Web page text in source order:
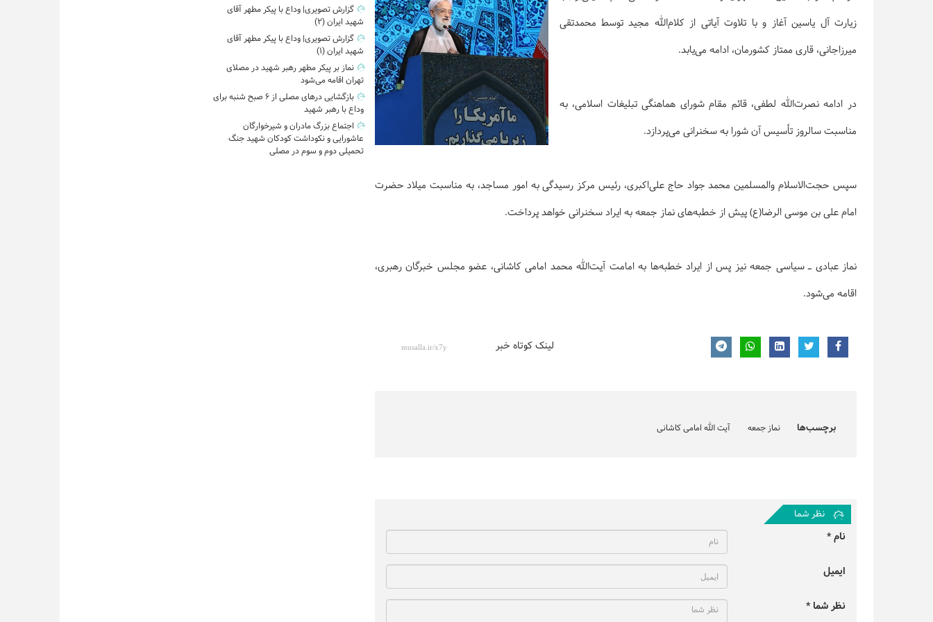
زیارت آل یاسین آغاز و با تلاوت آیاتی از کلام‌الله مجید توسط محمدتقی
میرزاجانی، قاری ممتاز کشورمان، ادامه می‌یابد.
در ادامه نصرت‌الله لطفی، قائم مقام شورای هماهنگی تبلیغات اسلامی، به
مناسبت سالروز تأسیس آن شورا به سخنرانی می‌پردازد.
سپس حجت‌الاسلام والمسلمین محمد جواد حاج علی‌اکبری، رئیس مرکز رسیدگی به امور مساجد، به مناسبت میلاد حضرت
امام علی بن موسی الرضا(ع) پیش از خطبه‌های نماز جمعه به ایراد سخنرانی خواهد پرداخت.
نماز عبادی ـ سیاسی جمعه نیز پس از ایراد خطبه‌ها به امامت آیت‌الله محمد امامی کاشانی، عضو مجلس خبرگان رهبری،
اقامه می‌شود.
لینک کوتاه خبر
برچسب‌ها نماز جمعه آیت الله امامی کاشانی
نظر شما
نام *
ایمیل
نظر شما *
گزارش تصویری| وداع با پیکر مطهر آقای
شهید ایران (2)
گزارش تصویری| وداع با پیکر مطهر آقای
شهید ایران (1)
نماز بر پیکر مطهر رهبر شهید در مصلای
تهران اقامه می‌شود
بازگشایی درهای مصلی از ۶ صبح شنبه برای
وداع با رهبر شهید
اجتماع بزرگ مادران و شیرخوارگان
عاشورایی و نکوداشت کودکان شهید جنگ
تحمیلی دوم و سوم در مصلی